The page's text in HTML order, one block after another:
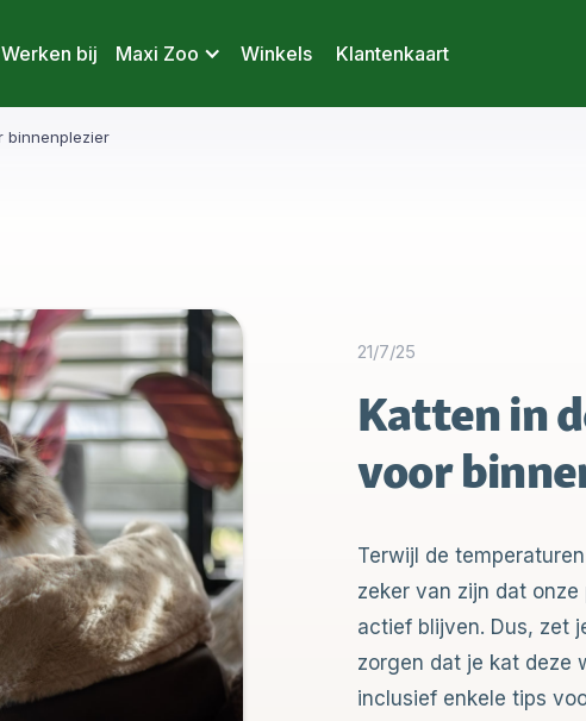
Werken bij Maxi Zoo Winkels Klantenkaart
binnenplezier
21/7/25
Katten in
voor
Terwijl de
zeker van zijn dat
actief blijven. Dus, zet
zorgen dat je kat deze
inclusief enkele tips